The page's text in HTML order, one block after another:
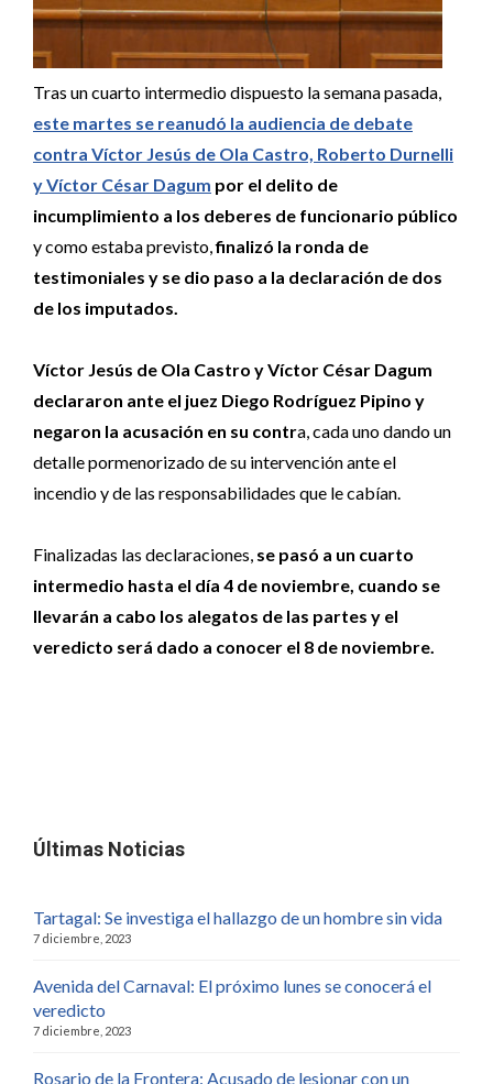
Tras un cuarto intermedio dispuesto la semana pasada,
este martes se reanudó la audiencia de debate
contra Víctor Jesús de Ola Castro, Roberto Durnelli
y Víctor César Dagum por el delito de
incumplimiento a los deberes de funcionario público
y como estaba previsto,finalizó la ronda de
testimoniales y se dio paso a la declaración de dos
de los imputados.
Víctor Jesús de Ola Castro y Víctor César Dagum
declararon ante el juez Diego Rodríguez Pipino y
negaron la acusación en su contra, cada uno dando un
detalle pormenorizado de su intervención ante el
incendio y de las responsabilidades que le cabían.
Finalizadas las declaraciones, se pasó a un cuarto
intermedio hasta el día 4 de noviembre, cuando se
llevarán a cabo los alegatos de las partes y el
veredicto será dado a conocer el 8 de noviembre.
Últimas Noticias
Tartagal: Se investiga el hallazgo de un hombre sin vida
7 diciembre, 2023
Avenida del Carnaval: El próximo lunes se conocerá el
veredicto
7 diciembre, 2023
Rosario de la Frontera: Acusado de lesionar con un